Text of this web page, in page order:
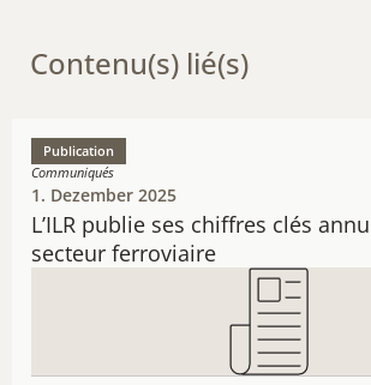
Contenu(s) lié(s)
L’ILR publie ses chiffres clés
secteur ferroviaire
Publication
Communiqués
1. Dezember 2025